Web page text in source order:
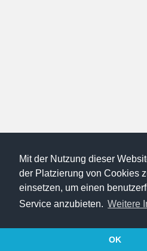
Mit der Nutzung dieser
der Platzierung von Cookies
einsetzen, um einen
Service anzubieten. Weitere
OK